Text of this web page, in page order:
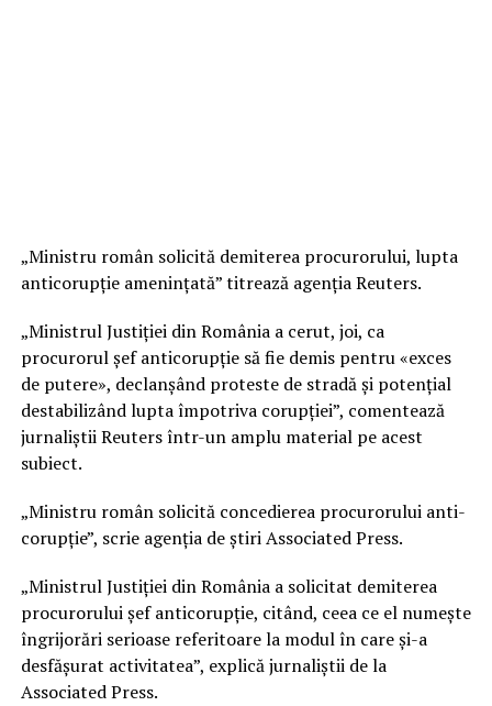
„Ministru român solicită demiterea procurorului, lupta
anticorupţie ameninţată” titrează agenţia Reuters.
„Ministrul Justiţiei din România a cerut, joi, ca
procurorul şef anticorupţie să fie demis pentru «exces
de putere», declanşând proteste de stradă şi potenţial
destabilizând lupta împotriva corupţiei”, comentează
jurnaliştii Reuters într-un amplu material pe acest
subiect.
„Ministru român solicită concedierea procurorului anti-
corupţie”, scrie agenţia de ştiri Associated Press.
„Ministrul Justiţiei din România a solicitat demiterea
procurorului şef anticorupţie, citând, ceea ce el numeşte
îngrijorări serioase referitoare la modul în care şi-a
desfăşurat activitatea”, explică jurnaliştii de la
Associated Press.